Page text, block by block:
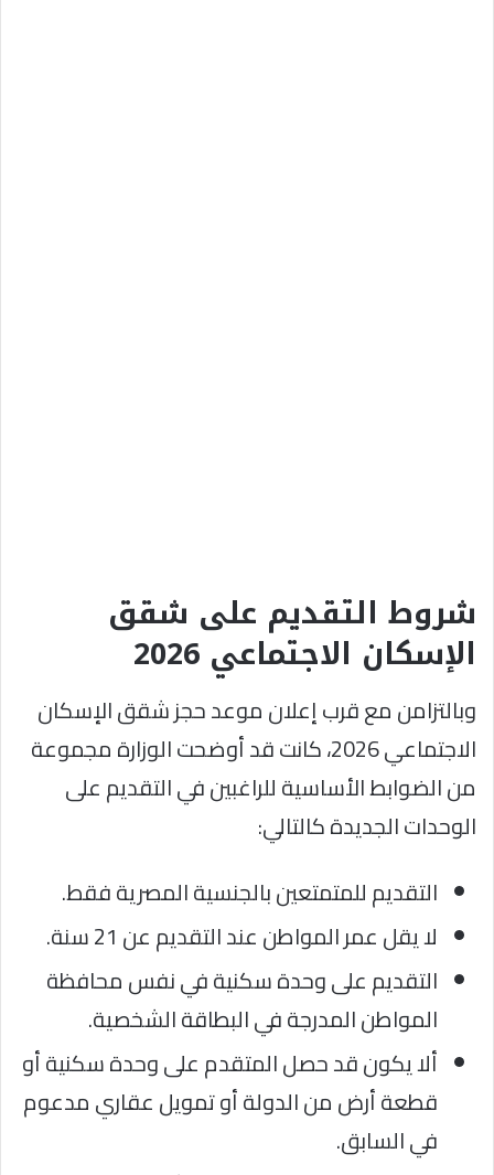
شروط التقديم على شقق
الإسكان الاجتماعي 2026
وبالتزامن مع قرب إعلان موعد حجز شقق الإسكان
الاجتماعي 2026، كانت قد أوضحت الوزارة مجموعة
من الضوابط الأساسية للراغبين في التقديم على
الوحدات الجديدة كالتالي:
التقديم للمتمتعين بالجنسية المصرية فقط.
لا يقل عمر المواطن عند التقديم عن 21 سنة.
التقديم على وحدة سكنية في نفس محافظة
المواطن المدرجة في البطاقة الشخصية.
ألا يكون قد حصل المتقدم على وحدة سكنية أو
قطعة أرض من الدولة أو تمويل عقاري مدعوم
في السابق.